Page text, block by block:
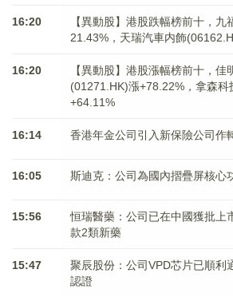
16:20
【異動股】港股跌幅榜前十，
21.43%，天瑞汽車内飾
16:20
【異動股】港股漲幅榜前十，佳
(01271.HK)漲+78.22%，拿森
+64.11%
16:14 香港年金公司引入新保險公司作
16:05 斯迪克：公司為國內摺疊屏核心
15:56
恒瑞醫藥：公司已在中國獲批上
款2類新藥
15:47
聚辰股份：公司VPD芯片已順利
認證